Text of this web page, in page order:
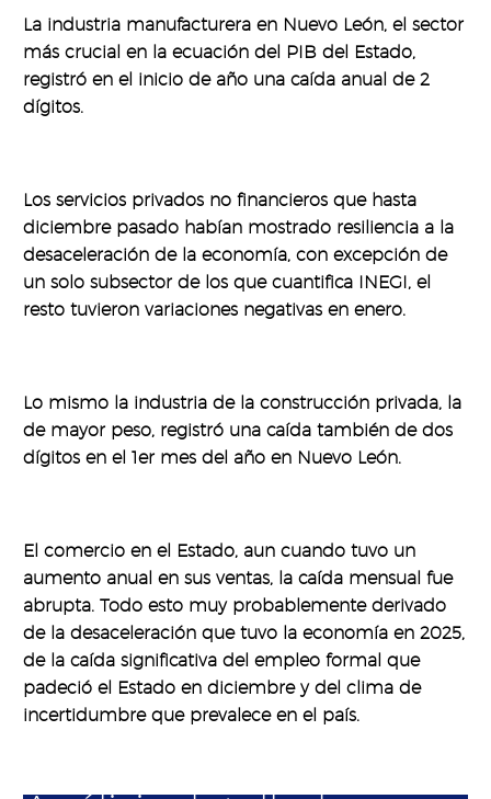
La industria manufacturera en Nuevo León, el sector
más crucial en la ecuación del PIB del Estado,
registró en el inicio de año una caída anual de 2
dígitos.
Los servicios privados no financieros que hasta
diciembre pasado habían mostrado resiliencia a la
desaceleración de la economía, con excepción de
un solo subsector de los que cuantifica INEGI, el
resto tuvieron variaciones negativas en enero.
Lo mismo la industria de la construcción privada, la
de mayor peso, registró una caída también de dos
dígitos en el 1er mes del año en Nuevo León.
El comercio en el Estado, aun cuando tuvo un
aumento anual en sus ventas, la caída mensual fue
abrupta. Todo esto muy probablemente derivado
de la desaceleración que tuvo la economía en 2025,
de la caída significativa del empleo formal que
padeció el Estado en diciembre y del clima de
incertidumbre que prevalece en el país.